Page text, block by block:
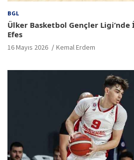
BGL
Ülker Basketbol Gençler
Efes
16 Mayıs 2026 Kemal Erdem